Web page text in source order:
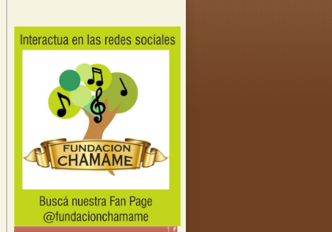
MIENTRAS TRANSCURRE EL
FESTIVAL DEL CHAMAMÉ
Diversas actividades culturales
relacionadas con el Chamamé se